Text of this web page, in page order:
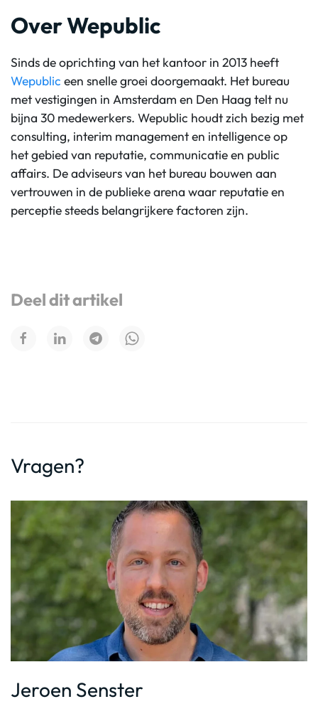
Over Wepublic
Sinds de oprichting van het kantoor in 2013 heeft
Wepublic een snelle groei doorgemaakt. Het bureau
met vestigingen in Amsterdam en Den Haag telt nu
bijna 30 medewerkers. Wepublic houdt zich bezig met
consulting, interim management en intelligence op
het gebied van reputatie, communicatie en public
affairs. De adviseurs van het bureau bouwen aan
vertrouwen in de publieke arena waar reputatie en
perceptie steeds belangrijkere factoren zijn.
Deel dit artikel
Vragen?
Jeroen Senster